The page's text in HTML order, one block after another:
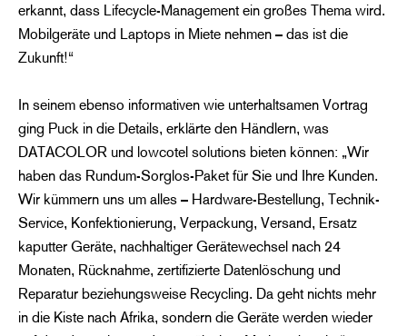
erkannt, dass Lifecycle-Management ein großes Thema wird.
Mobilgeräte und Laptops in Miete nehmen – das ist die
Zukunft!“
In seinem ebenso informativen wie unterhaltsamen Vortrag
ging Puck in die Details, erklärte den Händlern, was
DATACOLOR und lowcotel solutions bieten können: „Wir
haben das Rundum-Sorglos-Paket für Sie und Ihre Kunden.
Wir kümmern uns um alles – Hardware-Bestellung, Technik-
Service, Konfektionierung, Verpackung, Versand, Ersatz
kaputter Geräte, nachhaltiger Gerätewechsel nach 24
Monaten, Rücknahme, zertifizierte Datenlöschung und
Reparatur beziehungsweise Recycling. Da geht nichts mehr
in die Kiste nach Afrika, sondern die Geräte werden wieder